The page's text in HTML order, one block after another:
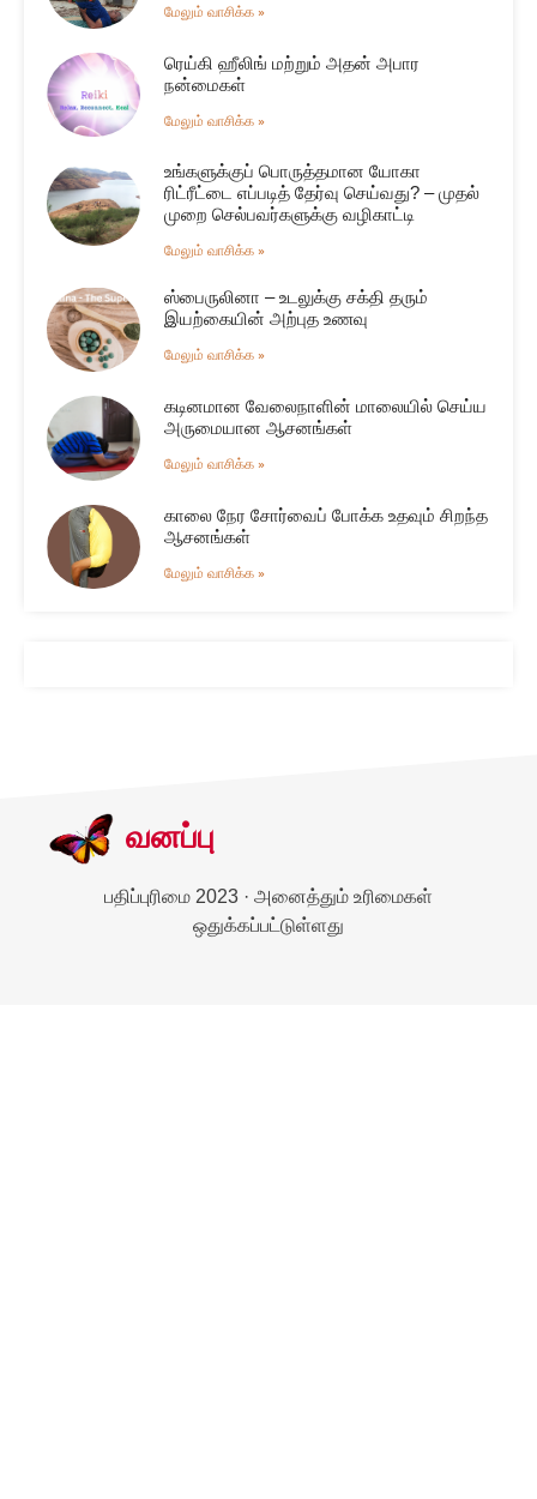
மேலும் வாசிக்க »
ரெய்கி ஹீலிங் மற்றும் அதன் அபார
நன்மைகள்
மேலும் வாசிக்க »
உங்களுக்குப் பொருத்தமான யோகா
ரிட்ரீட்டை எப்படித் தேர்வு செய்வது? – முதல்
முறை செல்பவர்களுக்கு வழிகாட்டி
மேலும் வாசிக்க »
ஸ்பைருலினா – உடலுக்கு சக்தி தரும்
இயற்கையின் அற்புத உணவு
மேலும் வாசிக்க »
கடினமான வேலைநாளின் மாலையில் செய்ய
அருமையான ஆசனங்கள்
மேலும் வாசிக்க »
காலை நேர சோர்வைப் போக்க உதவும் சிறந்த
ஆசனங்கள்
மேலும் வாசிக்க »
வனப்பு
பதிப்புரிமை 2023 · அனைத்தும் உரிமைகள்
ஒதுக்கப்பட்டுள்ளது